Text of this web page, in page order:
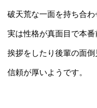
破天荒な一面を持ち合わ
実は性格が真面目で本
挨拶をしたり後輩の面倒
信頼が厚いようです。